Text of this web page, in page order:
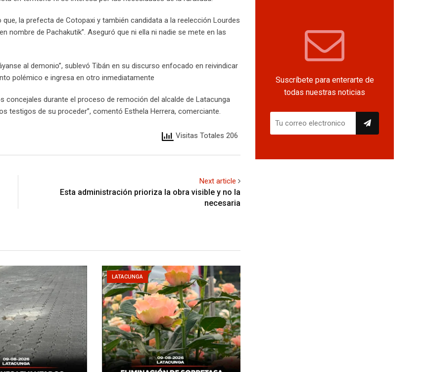
la prefecta de Cotopaxi y también candidata a la reelección Lourdes
nombre de Pachakutik”. Aseguró que ni ella ni nadie se mete en las
al demonio”, sublevó Tibán en su discurso enfocado en reivindicar
polémico e ingresa en otro inmediatamente
concejales durante el proceso de remoción del alcalde de Latacunga
testigos de su proceder”, comentó Esthela Herrera, comerciante.
Visitas Totales 206
Next article
Esta administración prioriza la obra visible y no la
necesaria
LATACUNGA
Suscríbete para enterarte de
todas nuestras noticias